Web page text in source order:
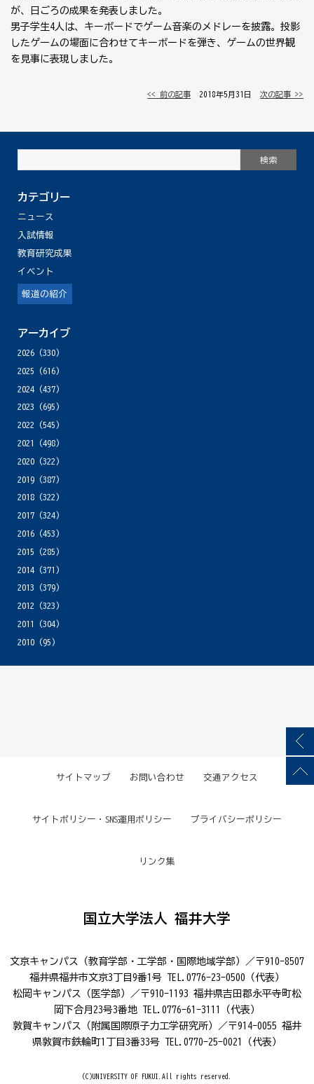
が、日ごろの成果を発表しました。
男子学生4人は、キーボードでゲーム音楽のメドレーを披露。投影
したゲームの場面に合わせてキーボードを弾き、ゲームの世界観
を見事に表現しました。
<< 前の記事 │ 2018年5月31日 │次の記事 >>
カテゴリー
ニュース
入試情報
教育研究成果
イベント
報道の紹介
アーカイブ
2026(330)
2025 (616)
2024(437)
2023 (695)
2022 (545)
2021
(498)
2020(322)
2019(387)
2018(322)
2017(324)
2016(453)
2015 (285)
2014(371)
2013 (379)
2012 (323)
2011
(304)
2010(95)
サイトマップ お問い合わせ 交通アクセス
サイトポリシー・SNS運用ポリシー プライバシーポリシー
リンク集
国立大学法人 福井大学
文京キャンパス（教育学部・工学部・国際地域学部）／〒910-8507
福井県福井市文京3丁目9番1号 TEL.0776-23-0500（代表）
松岡キャンパス（医学部）／〒910-1193 福井県吉田郡永平寺町松
岡下合月23号3番地 TEL.0776-61-3111（代表）
敦賀キャンパス（附属国際原子力工学研究所）／〒914-0055 福井
県敦賀市鉄輪町1丁目3番33号 TEL.0770-25-0021（代表）
(C)UNIVERSITY OF FUKUI.All rights reserved.